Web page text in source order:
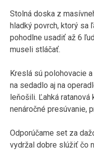
Stolná doska z
hladký povrch, ktorý sa
pohodlne usadiť až 6
museli stláčať.
Kreslá sú polohovacie
na sedadlo aj na
leňošili. Ľahká ratanová
nenáročné presúvanie,
Odporúčame set za
vydržal dobre slúžiť čo